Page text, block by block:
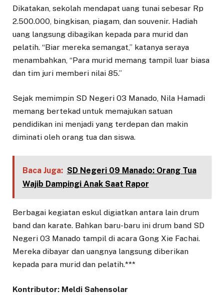
Dikatakan, sekolah mendapat uang tunai sebesar Rp
2.500.000, bingkisan, piagam, dan souvenir. Hadiah
uang langsung dibagikan kepada para murid dan
pelatih. “Biar mereka semangat,” katanya seraya
menambahkan, “Para murid memang tampil luar biasa
dan tim juri memberi nilai 85.”
Sejak memimpin SD Negeri 03 Manado, Nila Hamadi
memang bertekad untuk memajukan satuan
pendidikan ini menjadi yang terdepan dan makin
diminati oleh orang tua dan siswa.
Baca Juga: SD Negeri 09 Manado: Orang Tua
Wajib Dampingi Anak Saat Rapor
Berbagai kegiatan eskul digiatkan antara lain drum
band dan karate. Bahkan baru-baru ini drum band SD
Negeri 03 Manado tampil di acara Gong Xie Fachai.
Mereka dibayar dan uangnya langsung diberikan
kepada para murid dan pelatih.***
Kontributor: Meldi Sahensolar